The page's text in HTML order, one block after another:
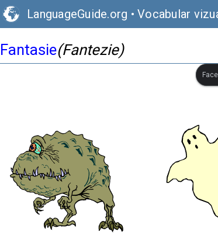
LanguageGuide.org • Vocabular
Fantasie(Fantezie)